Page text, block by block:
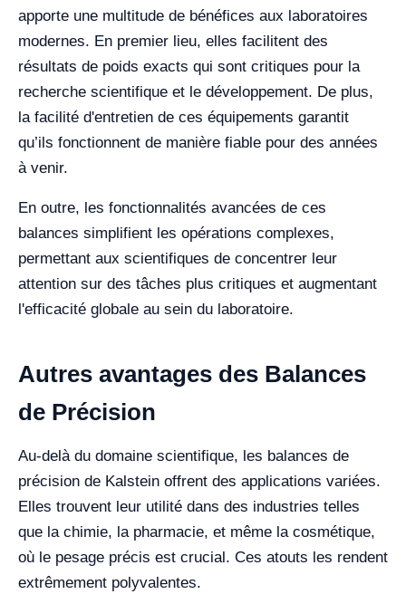
apporte une multitude de bénéfices aux laboratoires
modernes. En premier lieu, elles facilitent des
résultats de poids exacts qui sont critiques pour la
recherche scientifique et le développement. De plus,
la facilité d'entretien de ces équipements garantit
qu’ils fonctionnent de manière fiable pour des années
à venir.
En outre, les fonctionnalités avancées de ces
balances simplifient les opérations complexes,
permettant aux scientifiques de concentrer leur
attention sur des tâches plus critiques et augmentant
l'efficacité globale au sein du laboratoire.
Autres avantages des Balances
de Précision
Au-delà du domaine scientifique, les balances de
précision de Kalstein offrent des applications variées.
Elles trouvent leur utilité dans des industries telles
que la chimie, la pharmacie, et même la cosmétique,
où le pesage précis est crucial. Ces atouts les rendent
extrêmement polyvalentes.